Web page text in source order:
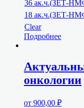
36 ак.ч.(ЗЕТ-
18 ак.ч.(ЗЕТ-
Clear
Подробнее
онкологии
от 900,00 ₽